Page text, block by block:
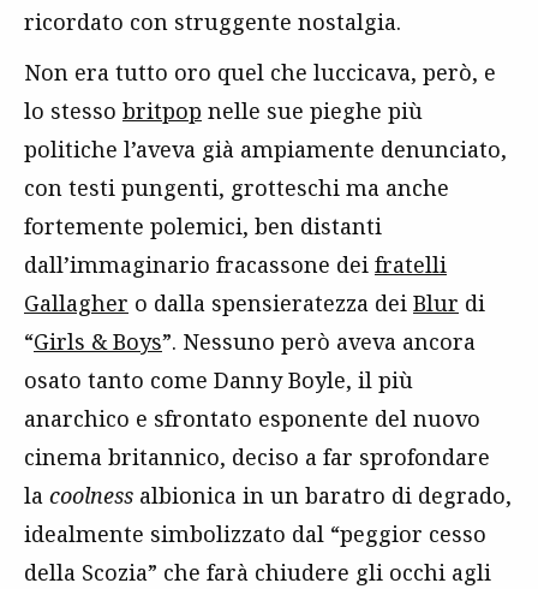
ricordato con struggente nostalgia.
Non era tutto oro quel che luccicava, però, e
lo stesso britpop nelle sue pieghe più
politiche l’aveva già ampiamente denunciato,
con testi pungenti, grotteschi ma anche
fortemente polemici, ben distanti
dall’immaginario fracassone dei fratelli
Gallagher o dalla spensieratezza dei Blur di
“Girls & Boys”. Nessuno però aveva ancora
osato tanto come Danny Boyle, il più
anarchico e sfrontato esponente del nuovo
cinema britannico, deciso a far sprofondare
la coolness albionica in un baratro di degrado,
idealmente simbolizzato dal “peggior cesso
della Scozia” che farà chiudere gli occhi agli